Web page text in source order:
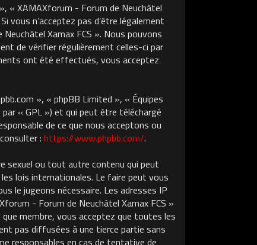
« XAMAXforum - Forum de Neuchâtel
vous n’acceptez pas d’être légalement
Xamax FCS ». Nous pouvons
de vérifier régulièrement celles-ci par
ont été effectués, vous acceptez
», « phpBB Limited », « Équipes
« GPL ») et qui peut être téléchargé
de ce que nous acceptons ou
: https://www.phpbb.com/.
sexuel ou tout autre contenu qui peut
lois internationales. Le faire peut vous
le jugeons nécessaire. Les adresses IP
- Forum de Neuchâtel Xamax FCS »
membre, vous acceptez que toutes les
pas diffusées à une tierce partie sans
responsables en cas de tentative de